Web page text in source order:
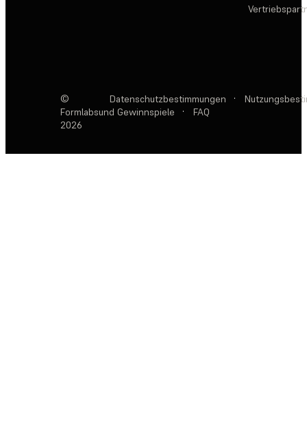
©
Formlabs
2026
Datenschutzbestimmungen ·
und Gewinnspiele
· FAQ